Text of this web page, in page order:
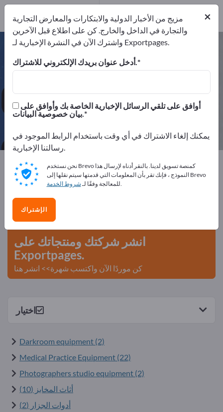
معدات الشركة/الأثاث المؤسسي – اعثر
على الشركات المصنعة والموردين
موزعون
144
موزعون 5
Exportpages معدات الشركة/الأثاث المؤسسي
أعلن مجانًا على Exportpages!
الاحتياجات – العروض – السلع المستعملة – جهات الاتصال
التجارية >> ابدأ من هنا
انشر شركتك ومنتجاتك على
Exportpages.
كن موردًا الآن واكتسب شهرة>> انشر هنا
اختيار
Darkroom equipment (2)
Medical Practice Equipment (22)
Photographers studio equipment (2)
أثاث المخابز (10)
أدوات الجزار (2)
×
مزيج من الأخبار الدولية والابتكارات والمعارض التجارية
والتجارة في الداخل والخارج. كن على اطلاع قبل الآخرين
واشترك الآن في النشرة الإخبارية لـ Exportpages.
أدخل عنوان بريدك الإلكتروني للاشتراك.
بيان خصوصية البيانات.
يمكنك إلغاء الاشتراك في أي وقت باستخدام الرابط الموجود في
رسالتنا الإخبارية.
نحن نستخدم Brevo كمنصة تسويق لدينا. بالنقر أدناه لإرسال هذا
النموذج ، فإنك تقر بأن المعلومات التي قدمتها سيتم نقلها إلى Brevo
للمعالجة وفقًا لـشروط الخدمة .
الإشتراك